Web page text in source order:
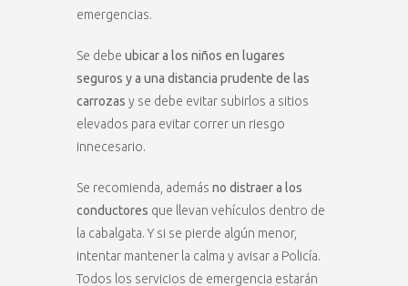
emergencias.
Se debe ubicar a los niños en lugares
seguros y a una distancia prudente de las
carrozas y se debe evitar subirlos a sitios
elevados para evitar correr un riesgo
innecesario.
Se recomienda, además no distraer a los
conductores que llevan vehículos dentro de
la cabalgata. Y si se pierde algún menor,
intentar mantener la calma y avisar a Policía.
Todos los servicios de emergencia estarán